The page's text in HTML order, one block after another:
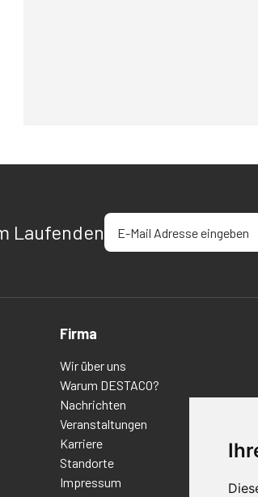
LaufendenE-Mail-Adresse eingeben
Firma
Wir über uns
Warum DESTACO?
Nachrichten
Veranstaltungen
Karriere
Standorte
Impressum